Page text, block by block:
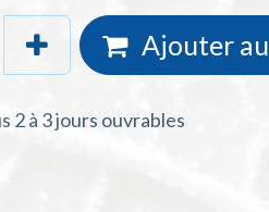
Ajouter au
2 à 3 jours ouvrables